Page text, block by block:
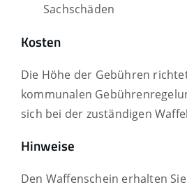
Sachschäden
Kosten
Die Höhe der Gebühren
kommunalen
sich bei der zuständigen
Hinweise
Den Waffenschein erhalten